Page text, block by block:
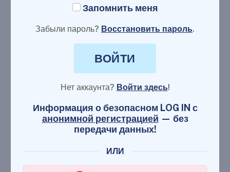
Запомнить меня
Забыли пароль? Восстановить пароль.
ВОЙТИ
Нет аккаунта? Войти здесь!
Информация о безопасном LOG IN с
анонимной регистрацией — без
передачи данных!
ИЛИ